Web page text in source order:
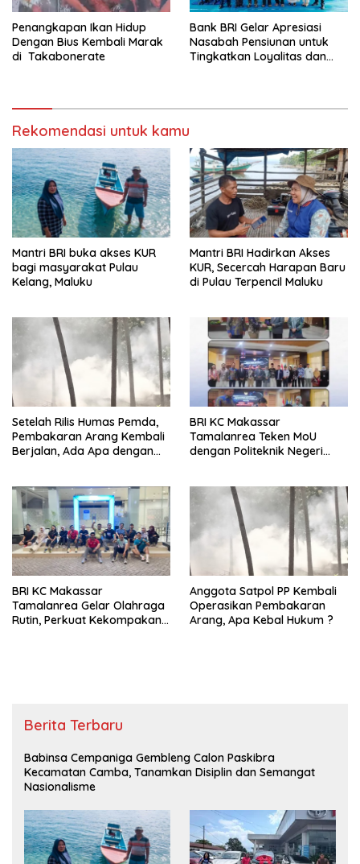
Penangkapan Ikan Hidup
Dengan Bius Kembali Marak
di Takabonerate
Bank BRI Gelar Apresiasi
Nasabah Pensiunan untuk
Tingkatkan Loyalitas dan
Rekomendasi untuk kamu
Mantri BRI buka akses KUR
bagi masyarakat Pulau
Kelang, Maluku
Mantri BRI Hadirkan Akses
KUR, Secercah Harapan Baru
di Pulau Terpencil Maluku
Setelah Rilis Humas Pemda,
Pembakaran Arang Kembali
Berjalan, Ada Apa dengan
BRI KC Makassar
Tamalanrea Teken MoU
dengan Politeknik Negeri
BRI KC Makassar
Tamalanrea Gelar Olahraga
Rutin, Perkuat Kekompakan
Anggota Satpol PP Kembali
Operasikan Pembakaran
Arang, Apa Kebal Hukum ?
Berita Terbaru
Babinsa Cempaniga Gembleng Calon Paskibra
Kecamatan Camba, Tanamkan Disiplin dan Semangat
Nasionalisme